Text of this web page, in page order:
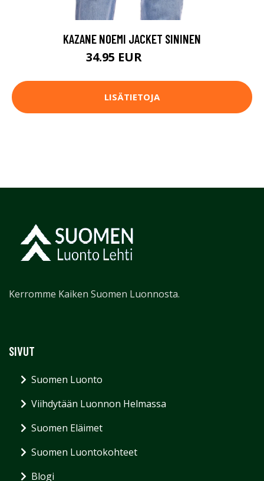
KAZANE NOEMI JACKET SININEN
34.95 EUR
LISÄTIETOJA
Kerromme Kaiken Suomen Luonnosta.
SIVUT
Suomen Luonto
Viihdytään Luonnon Helmassa
Suomen Eläimet
Suomen Luontokohteet
Blogi